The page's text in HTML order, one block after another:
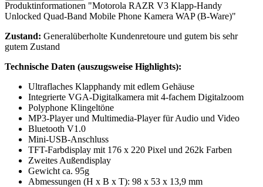
Produktinformationen "Motorola RAZR V3 Klapp-Handy
Unlocked Quad-Band Mobile Phone Kamera WAP (B-Ware)"
Zustand: Generalüberholte Kundenretoure und gutem bis sehr
gutem Zustand
Technische Daten (auszugsweise Highlights):
Ultraflaches Klapphandy mit edlem Gehäuse
Integrierte VGA-Digitalkamera mit 4-fachem Digitalzoom
Polyphone Klingeltöne
MP3-Player und Multimedia-Player für Audio und Video
Bluetooth V1.0
Mini-USB-Anschluss
TFT-Farbdisplay mit 176 x 220 Pixel und 262k Farben
Zweites Außendisplay
Gewicht ca. 95g
Abmessungen (H x B x T): 98 x 53 x 13,9 mm